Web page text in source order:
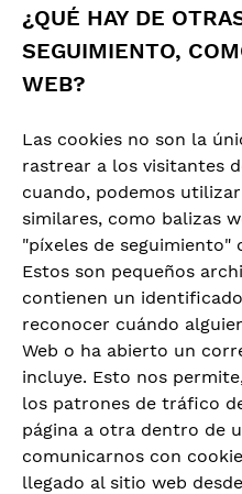
¿QUÉ HAY DE
SEGUIMIENTO,
WEB?
Las cookies no son la
rastrear a los visitantes
cuando, podemos
similares, como balizas
"píxeles de seguimiento"
Estos son pequeños
contienen un
reconocer cuándo
Web o ha abierto un
incluye. Esto nos
los patrones de tráfico
página a otra dentro de
comunicarnos con
llegado al sitio web